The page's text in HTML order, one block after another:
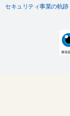
セキュリティ事業の軌跡